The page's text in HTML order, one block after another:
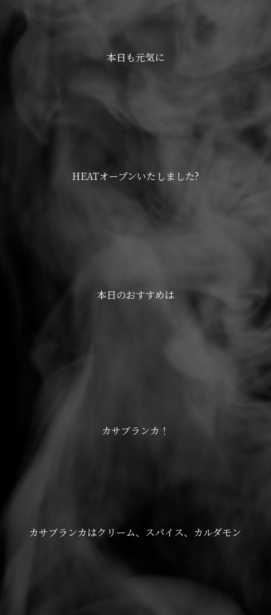
本日も元気に
HEATオープンいたしました?
本日のおすすめは
カサブランカ！
カサブランカはクリーム、スパイス、カルダモン